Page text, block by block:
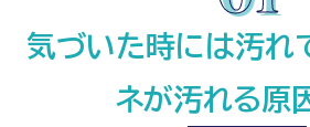
気づいた時には汚れ
ネが汚れる原